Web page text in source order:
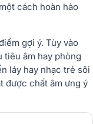
cách hoàn hảo
gợi ý. Tùy vào
tiêu âm hay phòng
láy hay nhạc trẻ sôi
được chất âm ưng ý